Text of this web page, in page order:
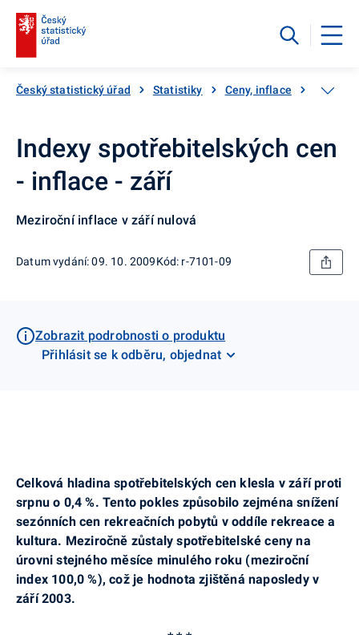
Český statistický úřad Statistiky Ceny, inflace
Indexy spotřebitelských cen
- inflace - září
Meziroční inflace v září nulová
Datum vydání: 09. 10. 2009Kód: r-7101-09
Zobrazit podrobnosti o produktu
Přihlásit se k odběru, objednat
Celková hladina spotřebitelských cen klesla v září proti
srpnu o 0,4 %. Tento pokles způsobilo zejména snížení
sezónních cen rekreačních pobytů v oddíle rekreace a
kultura. Meziročně zůstaly spotřebitelské ceny na
úrovni stejného měsíce minulého roku (meziroční
index 100,0 %), což je hodnota zjištěná naposledy v
září 2003.